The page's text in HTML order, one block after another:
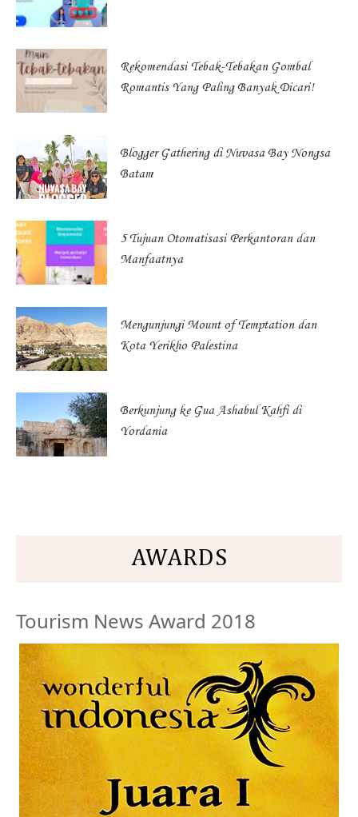
Rekomendasi Tebak-Tebakan Gombal
Romantis Yang Paling Banyak Dicari!
Blogger Gathering di Nuvasa Bay Nongsa
Batam
5 Tujuan Otomatisasi Perkantoran dan
Manfaatnya
Mengunjungi Mount of Temptation dan
Kota Yerikho Palestina
Berkunjung ke Gua Ashabul Kahfi di
Yordania
AWARDS
Tourism News Award 2018